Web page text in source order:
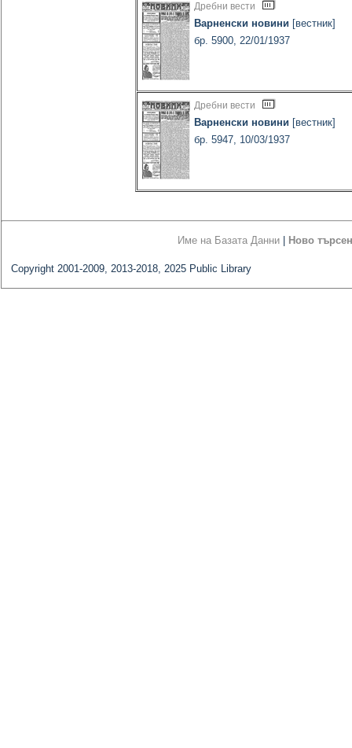
Дребни вести
Варненски новини [вестник]
бр. 5900, 22/01/1937
Дребни вести
Варненски новини [вестник]
бр. 5947, 10/03/1937
Име на Базата Данни Ново
Copyright 2001-2009, 2013-2018, 2025 Public Library